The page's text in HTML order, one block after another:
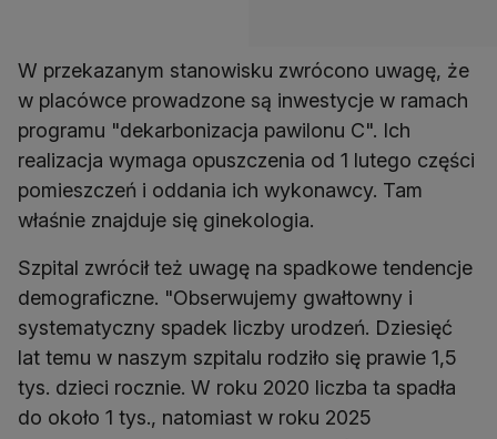
W przekazanym stanowisku zwrócono uwagę, że
w placówce prowadzone są inwestycje w ramach
programu "dekarbonizacja pawilonu C". Ich
realizacja wymaga opuszczenia od 1 lutego części
pomieszczeń i oddania ich wykonawcy. Tam
właśnie znajduje się ginekologia.
Szpital zwrócił też uwagę na spadkowe tendencje
demograficzne. "Obserwujemy gwałtowny i
systematyczny spadek liczby urodzeń. Dziesięć
lat temu w naszym szpitalu rodziło się prawie 1,5
tys. dzieci rocznie. W roku 2020 liczba ta spadła
do około 1 tys., natomiast w roku 2025